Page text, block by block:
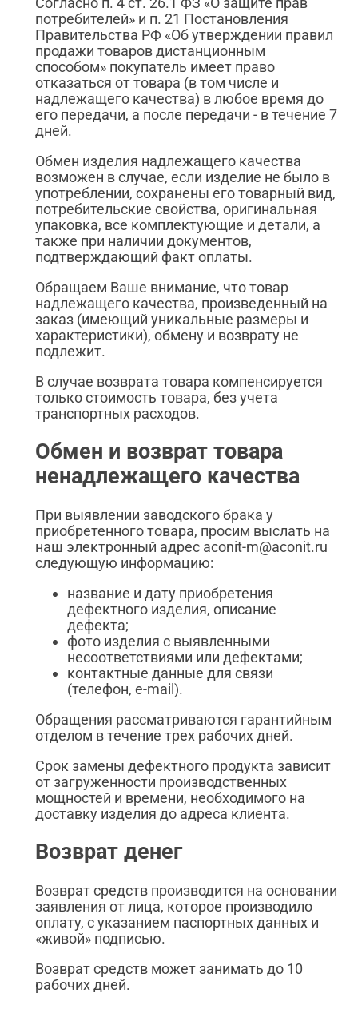
потребителей» и п. 21 Постановления
Правительства РФ «Об утверждении правил
продажи товаров дистанционным
способом» покупатель имеет право
отказаться от товара (в том числе и
надлежащего качества) в любое время до
его передачи, а после передачи - в течение 7
дней.
Обмен изделия надлежащего качества
возможен в случае, если изделие не было в
употреблении, сохранены его товарный вид,
потребительские свойства, оригинальная
упаковка, все комплектующие и детали, а
также при наличии документов,
подтверждающий факт оплаты.
Обращаем Ваше внимание, что товар
надлежащего качества, произведенный на
заказ (имеющий уникальные размеры и
характеристики), обмену и возврату не
подлежит.
В случае возврата товара компенсируется
только стоимость товара, без учета
транспортных расходов.
Обмен и возврат товара
ненадлежащего качества
При выявлении заводского брака у
приобретенного товара, просим выслать на
наш электронный адрес aconit-m@aconit.ru
следующую информацию:
название и дату приобретения
дефектного изделия, описание
дефекта;
фото изделия с выявленными
несоответствиями или дефектами;
контактные данные для связи
(телефон, e-mail).
Обращения рассматриваются гарантийным
отделом в течение трех рабочих дней.
Срок замены дефектного продукта зависит
от загруженности производственных
мощностей и времени, необходимого на
доставку изделия до адреса клиента.
Возврат денег
Возврат средств производится на основании
заявления от лица, которое производило
оплату, с указанием паспортных данных и
«живой» подписью.
Возврат средств может занимать до 10
рабочих дней.